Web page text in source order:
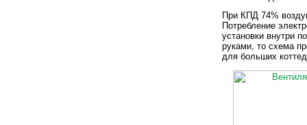
При КПД 74%
Потребление
установки внутри
руками, то схема
для больших